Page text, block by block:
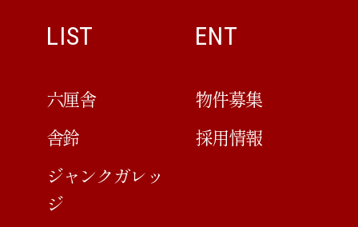
LIST
六厘舎
舎鈴
ジャンクガレッ
ジ
ENT
物件募集
採用情報